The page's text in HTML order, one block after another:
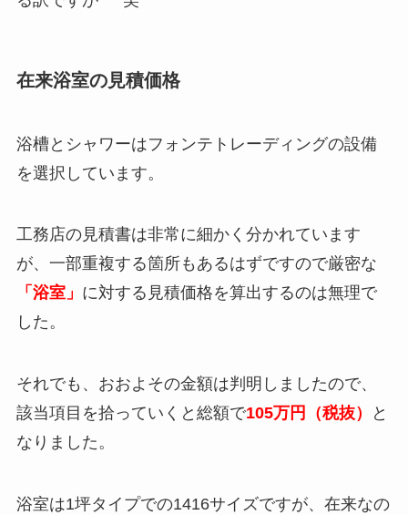
在来浴室の見積価格
浴槽とシャワーはフォンテトレーディングの設備
を選択しています。
工務店の見積書は非常に細かく分かれています
が、一部重複する箇所もあるはずですので厳密な
「浴室」 に対する見積価格を算出するのは無理で
した。
それでも、おおよその金額は判明しましたので、
該当項目を拾っていくと総額で105万円（税抜）
と
なりました。
浴室は1坪タイプでの1416サイズですが、在来なの